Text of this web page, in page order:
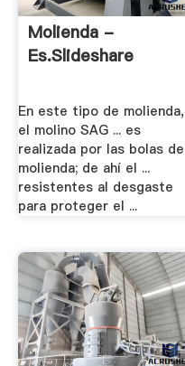
Molienda -
Es.slideshare
En este tipo de molienda,
el molino SAG ... es
realizada por las bolas de
molienda; de ahí el ...
resistentes al desgaste
para proteger el ...